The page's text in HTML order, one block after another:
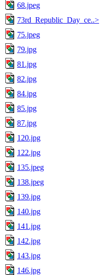
68.jpeg
73rd_Republic_Day_ce..>
75.jpeg
79.jpg
81.jpg
82.jpg
84.jpg
85.jpg
87.jpg
120.jpg
122.jpg
135.jpeg
138.jpeg
139.jpg
140.jpg
141.jpg
142.jpg
143.jpg
146.jpg